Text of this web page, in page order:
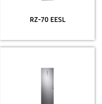
RZ-70 EESL